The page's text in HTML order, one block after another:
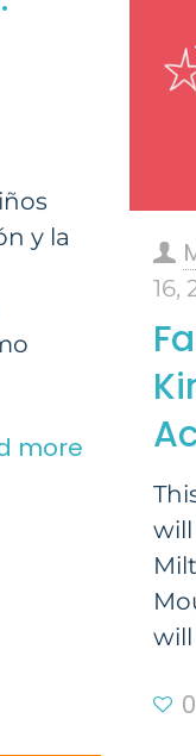
y la
more
16,
will
will
0